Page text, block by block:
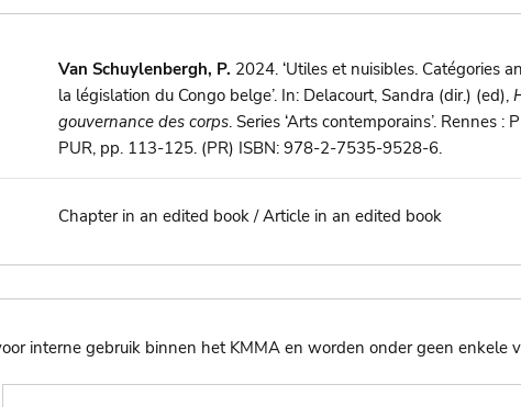
Van Schuylenbergh, P. 2024. ‘Utiles et nuisibles. Catégories
la législation du Congo belge’. In: Delacourt, Sandra (dir.) (ed),
gouvernance des corps. Series ‘Arts contemporains’. Rennes
PUR, pp. 113-125. (PR) ISBN: 978-2-7535-9528-6.
Chapter in an edited book / Article in an edited book
interne gebruik binnen het KMMA en worden onder geen enkele